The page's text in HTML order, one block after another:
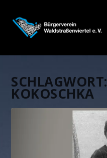
SCHLAGWORT:
KOKOSCHKA